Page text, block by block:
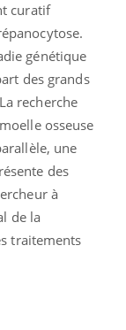
curatif
génétique
des grands
recherche
osseuse
une
des
à
de la
traitements